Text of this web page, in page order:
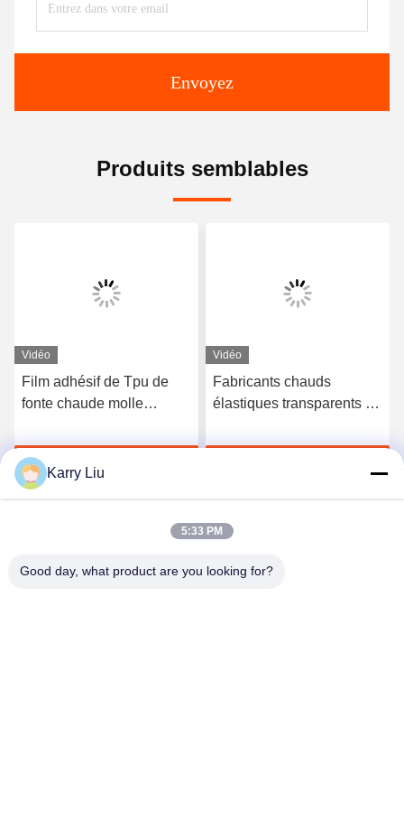
Envoyez
Produits semblables
Vidéo
Film adhésif de Tpu de
fonte chaude molle
Tpu Polyutethane pour le
tissu Discuter Maintenant
Vidéo
Fabricants chauds
élastiques transparents de
polyuréthane TPU
Karry Liu
5:33 PM
Good day, what product are you looking for?